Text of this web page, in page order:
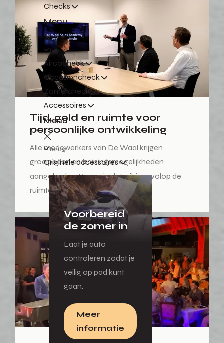
Checks
Menu
Terug
Aircocheck
Occasioncheck
Zomercheck
Accessoires
Menu
Terug
Originele accessoires
Voorbereid
de zomer in
Laat je auto
controleren zodat je
veilig op pad kunt
gaan.
Meer
informatie
Tijd, geld en ruimte voor
persoonlijke ontwikkeling
Alle medewerkers van De Waal krijgen
groeipaden en trainingsmogelijkheden
aangeboden. Voor wie dat wil, is er volop de
ruimte om door te groeien.